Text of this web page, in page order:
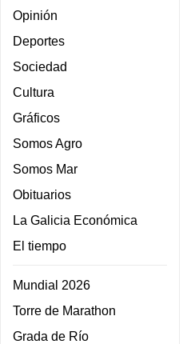
Opinión
Deportes
Sociedad
Cultura
Gráficos
Somos Agro
Somos Mar
Obituarios
La Galicia Económica
El tiempo
Mundial 2026
Torre de Marathon
Grada de Río